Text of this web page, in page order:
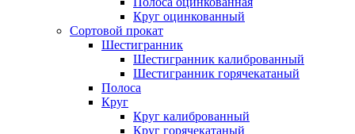
Круг оцинкованный
Сортовой прокат
Шестигранник
Шестигранник калиброванный
Шестигранник горячекатаный
Полоса
Круг
Круг калиброванный
Круг горячекатаный